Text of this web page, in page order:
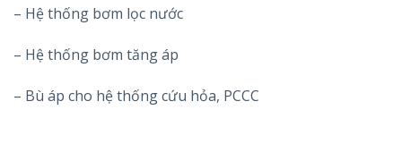
– Hệ thống bơm lọc nước
– Hệ thống bơm tăng áp
– Bù áp cho hệ thống cứu hỏa, PCCC